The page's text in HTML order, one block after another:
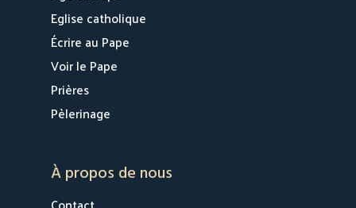
Eglise catholique
Écrire au Pape
Voir le Pape
Prières
Pèlerinage
À propos de nous